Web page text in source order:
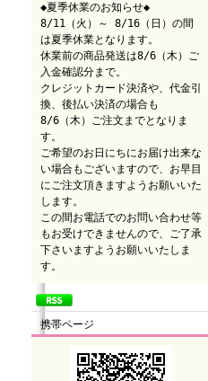
◆夏季休業のお知らせ◆
8/11（火）～ 8/16（日）の間
は夏季休業となります。
休業前の商品発送は8/6（木）ご
入金確認分まで。
クレジットカード決済や、代金引
換、後払い決済の場合も
8/6（木）ご注文までとなりま
す。
ご希望のお日にちにお届け出来な
い場合もございますので、お早目
にご注文頂きますようお願いいた
します。
この間お電話でのお問い合わせ等
もお受けできませんので、ご了承
下さいますようお願いいたしま
す。
携帯ページ